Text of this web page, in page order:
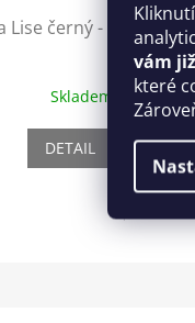
vám
které
Lise černý -
Skladem
DETAIL
-
1 669
S/M